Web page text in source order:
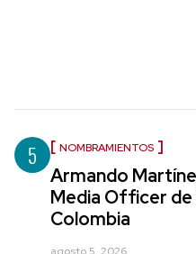
5 NOMBRAMIENTOS
Armando
Media Officer de
Colombia